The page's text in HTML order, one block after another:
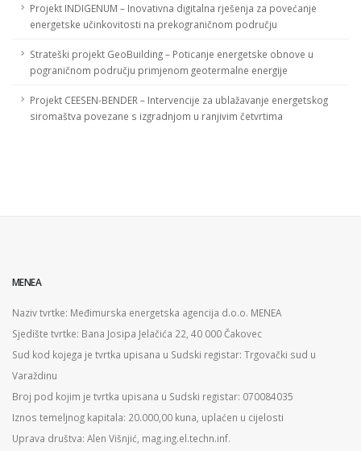
Projekt INDIGENUM – Inovativna digitalna rješenja za povećanje
energetske učinkovitosti na prekograničnom području
Strateški projekt GeoBuilding – Poticanje energetske obnove u
pograničnom području primjenom geotermalne energije
Projekt CEESEN-BENDER – Intervencije za ublažavanje energetskog
siromaštva povezane s izgradnjom u ranjivim četvrtima
MENEA
Naziv tvrtke: Međimurska energetska agencija d.o.o. MENEA
Sjedište tvrtke: Bana Josipa Jelačića 22, 40 000 Čakovec
Sud kod kojega je tvrtka upisana u Sudski registar: Trgovački sud u
Varaždinu
Broj pod kojim je tvrtka upisana u Sudski registar: 070084035
Iznos temeljnog kapitala: 20.000,00 kuna, uplaćen u cijelosti
Uprava društva: Alen Višnjić, mag.ing.el.techn.inf.